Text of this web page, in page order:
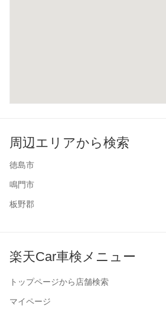
周辺エリアから検索
徳島市
鳴門市
板野郡
楽天Car車検メニュー
トップページから店舗検索
マイページ